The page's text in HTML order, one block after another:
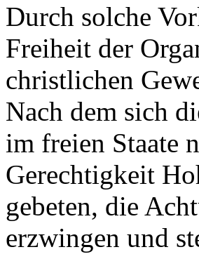
Durch solche
Freiheit der
christlichen
Nach dem sich
im freien Staate
Gerechtigkeit
gebeten, die
erzwingen und